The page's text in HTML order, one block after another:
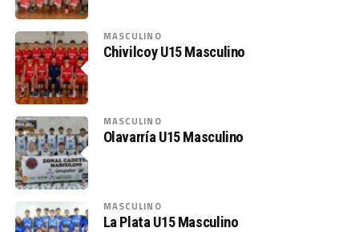
MASCULINO
Chivilcoy U15 Masculino
MASCULINO
Olavarría U15 Masculino
MASCULINO
La Plata U15 Masculino